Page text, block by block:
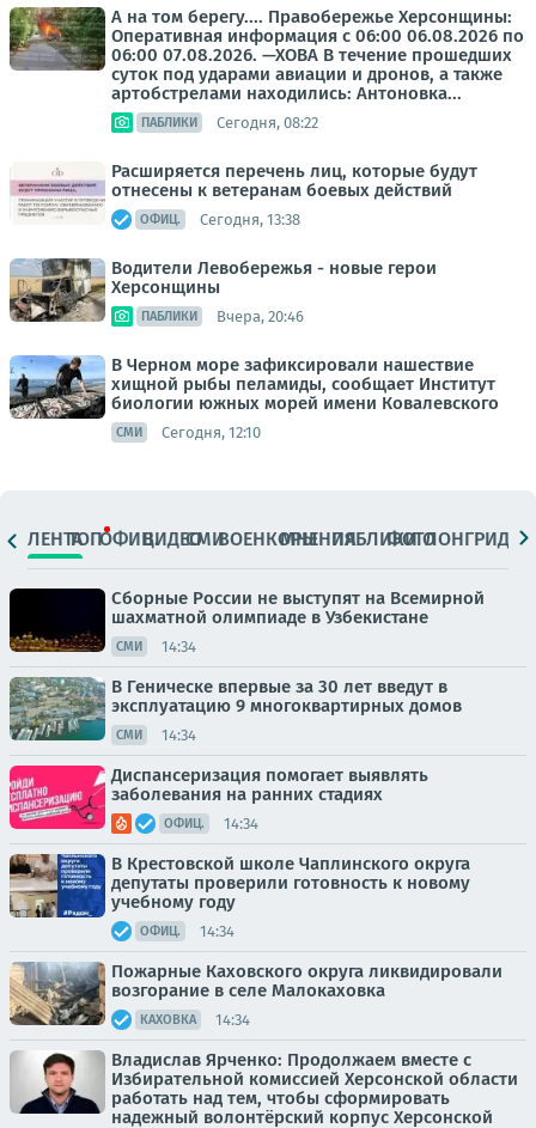
А на том берегу.... Правобережье Херсонщины:
Оперативная информация с 06:00 06.08.2026 по
06:00 07.08.2026. —ХОВА В течение прошедших
суток под ударами авиации и дронов, а также
артобстрелами находились: Антоновка...
ПАБЛИКИ Сегодня, 08:22
Расширяется перечень лиц, которые будут
отнесены к ветеранам боевых действий
ОФИЦ. Сегодня, 13:38
Водители Левобережья - новые герои
Херсонщины
ПАБЛИКИ Вчера, 20:46
В Черном море зафиксировали нашествие
хищной рыбы пеламиды, сообщает Институт
биологии южных морей имени Ковалевского
СМИ Сегодня, 12:10
ЛЕНТАТОПОФИЦ.ВИДЕОСМИВОЕНКОРЫМНЕНИЯПАБЛИКИ
ФОТОЛОНГРИДЫ
Сборные России не выступят на Всемирной
шахматной олимпиаде в Узбекистане
СМИ 14:34
В Геническе впервые за 30 лет введут в
эксплуатацию 9 многоквартирных домов
СМИ 14:34
Диспансеризация помогает выявлять
заболевания на ранних стадиях
ОФИЦ. 14:34
В Крестовской школе Чаплинского округа
депутаты проверили готовность к новому
учебному году
ОФИЦ. 14:34
Пожарные Каховского округа ликвидировали
возгорание в селе Малокаховка
КАХОВКА 14:34
Владислав Ярченко: Продолжаем вместе с
Избирательной комиссией Херсонской области
работать над тем, чтобы сформировать
надежный волонтёрский корпус Херсонской